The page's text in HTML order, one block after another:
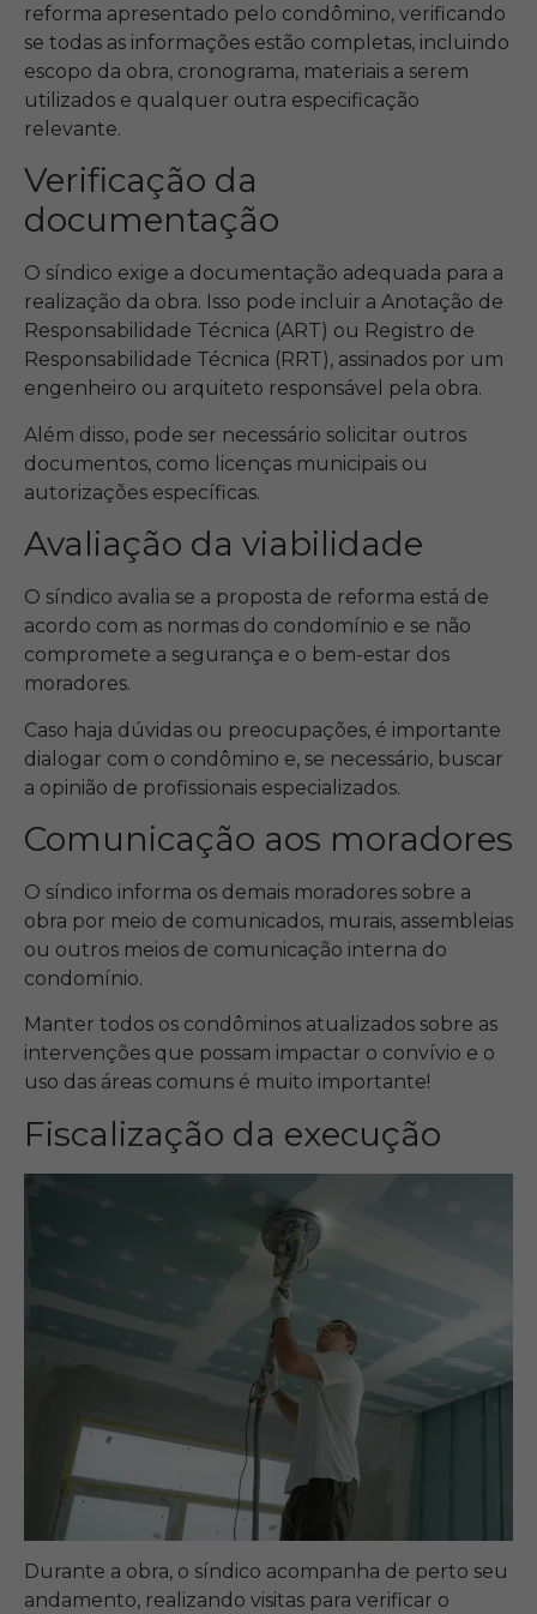
reforma apresentado pelo condômino, verificando
se todas as informações estão completas, incluindo
escopo da obra, cronograma, materiais a serem
utilizados e qualquer outra especificação
relevante.
Verificação da
documentação
O síndico exige a documentação adequada para a
realização da obra. Isso pode incluir a Anotação de
Responsabilidade Técnica (ART) ou Registro de
Responsabilidade Técnica (RRT), assinados por um
engenheiro ou arquiteto responsável pela obra.
Além disso, pode ser necessário solicitar outros
documentos, como licenças municipais ou
autorizações específicas.
Avaliação da viabilidade
O síndico avalia se a proposta de reforma está de
acordo com as normas do condomínio e se não
compromete a segurança e o bem-estar dos
moradores.
Caso haja dúvidas ou preocupações, é importante
dialogar com o condômino e, se necessário, buscar
a opinião de profissionais especializados.
Comunicação aos moradores
O síndico informa os demais moradores sobre a
obra por meio de comunicados, murais, assembleias
ou outros meios de comunicação interna do
condomínio.
Manter todos os condôminos atualizados sobre as
intervenções que possam impactar o convívio e o
uso das áreas comuns é muito importante!
Fiscalização da execução
Durante a obra, o síndico acompanha de perto seu
andamento, realizando visitas para verificar o